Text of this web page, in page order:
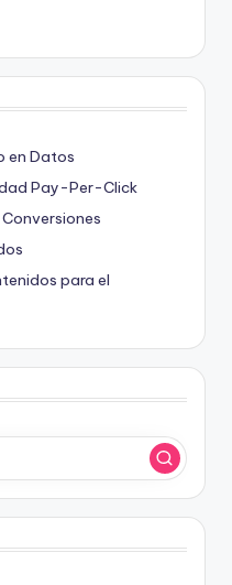
en Datos
Pay-Per-Click
para el